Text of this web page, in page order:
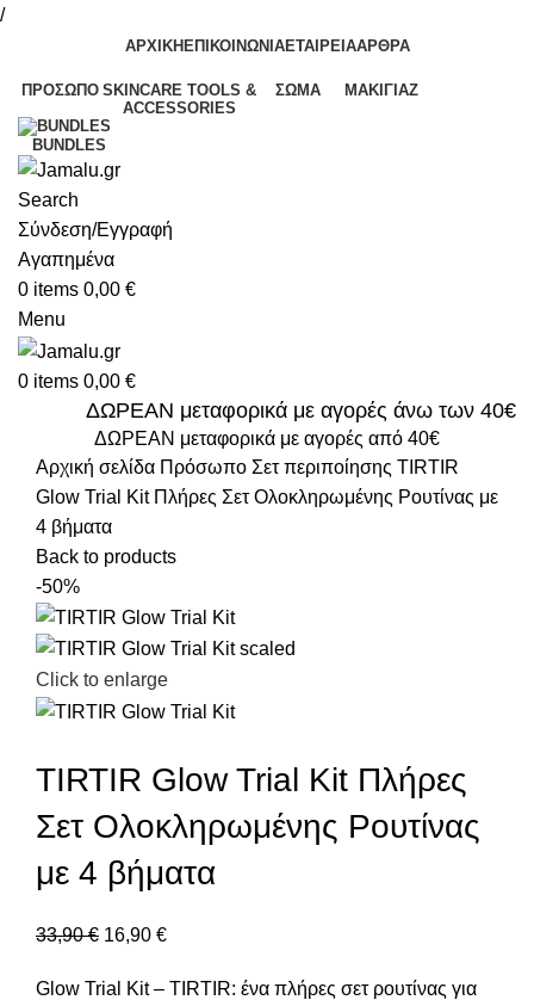
/
ΑΡΧΙΚΗ ΕΠΙΚΟΙΝΩΝΙΑΕΤΑΙΡΕΙΑΑΡΘΡΑ
ΠΡΌΣΩΠΟ SKINCARE TOOLS &
ACCESSORIES
ΣΏΜΑ ΜΑΚΙΓΙΆΖ
BUNDLES
Search
Σύνδεση/Εγγραφή
Αγαπημένα
0 items 0,00 €
Menu
0 items 0,00 €
ΔΩΡΕΑΝ μεταφορικά με αγορές άνω των 40€
ΔΩΡΕΑΝ μεταφορικά με αγορές από 40€
Αρχική σελίδα Πρόσωπο Σετ περιποίησης TIRTIR
Glow Trial Kit Πλήρες Σετ Ολοκληρωμένης Ρουτίνας με
4 βήματα
Back to products
-50%
Click to enlarge
TIRTIR Glow Trial Kit Πλήρες
Σετ Ολοκληρωμένης Ρουτίνας
με 4 βήματα
33,90€ 16,90 €
Glow Trial Kit – TIRTIR: ένα πλήρες σετ ρουτίνας για